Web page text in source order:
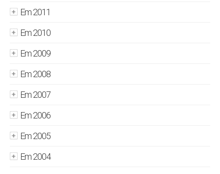
Em 2011
Em 2010
Em 2009
Em 2008
Em 2007
Em 2006
Em 2005
Em 2004